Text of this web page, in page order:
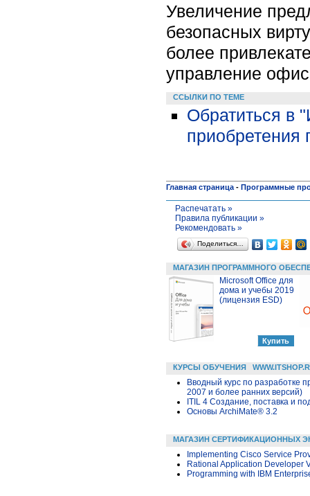
Увеличение
безопасных
более
управление
ССЫЛКИ ПО ТЕМЕ
Обратиться в
приобретения
Главная страница - Программные
Распечатать »
Правила публикации »
Рекомендовать »
Поделиться…
МАГАЗИН ПРОГРАММНОГО
Microsoft Office для
дома и учебы 2019
(лицензия ESD)
КУРСЫ ОБУЧЕНИЯ
Вводный курс по разработке
2007 и более ранних версий)
ITIL 4 Создание, поставка и
Основы ArchiMate® 3.2
МАГАЗИН СЕРТИФИКАЦИОННЫХ
Implementing Cisco Service
Rational Application Developer
Programming with IBM